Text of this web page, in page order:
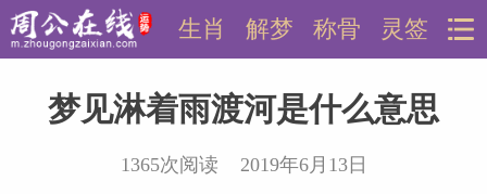
灵签
称骨
解梦
生肖
梦见淋着雨渡河是什么意思
1365次阅读 2019年6月13日